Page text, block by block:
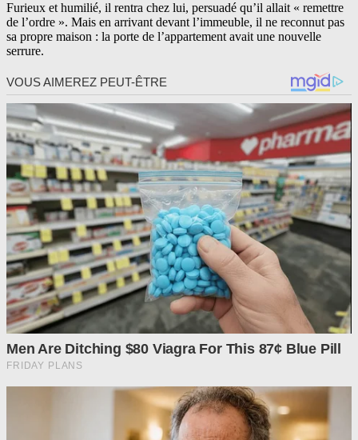
Furieux et humilié, il rentra chez lui, persuadé qu’il allait « remettre
de l’ordre ». Mais en arrivant devant l’immeuble, il ne reconnut pas
sa propre maison : la porte de l’appartement avait une nouvelle
serrure.